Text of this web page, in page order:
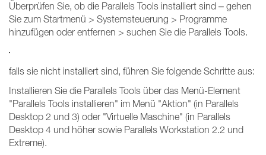
Überprüfen Sie, ob die Parallels Tools installiert sind – gehen
Sie zum Startmenü > Systemsteuerung > Programme
hinzufügen oder entfernen > suchen Sie die Parallels Tools.
falls sie nicht installiert sind, führen Sie folgende Schritte aus:
Installieren Sie die Parallels Tools über das Menü-Element
"Parallels Tools installieren" im Menü "Aktion" (in Parallels
Desktop 2 und 3) oder "Virtuelle Maschine" (in Parallels
Desktop 4 und höher sowie Parallels Workstation 2.2 und
Extreme).